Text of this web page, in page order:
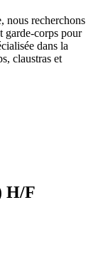
nous recherchons
garde-corps pour
dans la
claustras et
H/F